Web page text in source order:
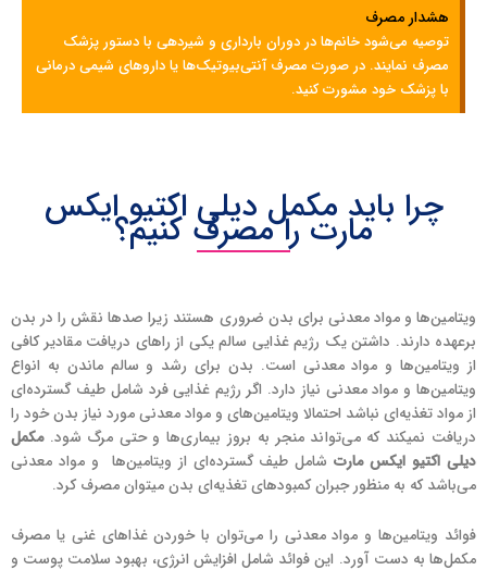
هشدار مصرف
توصیه می‌شود خانم‌ها در دوران بارداری و شیردهی با دستور پزشک
مصرف نمایند. در صورت مصرف آنتی‌بیوتیک‌ها یا دارو‌های شیمی‌ درمانی
با پزشک خود مشورت کنید.
چرا باید مکمل دیلی اکتیو ایکس
مارت را مصرف کنیم؟
ویتامین‌ها و مواد معدنی برای بدن ضروری هستند زیرا صد‌ها نقش را در بدن
برعهده دارند. داشتن یک رژیم غذایی سالم یکی از راهای دریافت مقادیر کافی
از ویتامین‌ها و مواد معدنی است. بدن برای رشد و سالم ماندن به انواع
ویتامین‌ها و مواد معدنی نیاز دارد. اگر رژیم غذایی فرد شامل طیف گسترده‌ای
از مواد تغذیه‌ای نباشد احتمالا ویتامین‌های و مواد معدنی مورد نیاز بدن خود را
دریافت نمیکند که می‌تواند منجر به بروز بیماری‌ها و حتی مرگ شود.مکمل
دیلی اکتیو ایکس مارتشامل طیف گسترده‌ای از ویتامین‌ها و مواد معدنی
می‌باشد که به منظور جبران کمبود‌های تغذیه‌ای بدن میتوان مصرف کرد.
فوائد ویتامین‌ها و مواد معدنی را می‌توان با خوردن غذا‌های غنی یا مصرف
مکمل‌ها به دست آورد. این فوائد شامل افزایش انرژی، بهبود سلامت پوست و